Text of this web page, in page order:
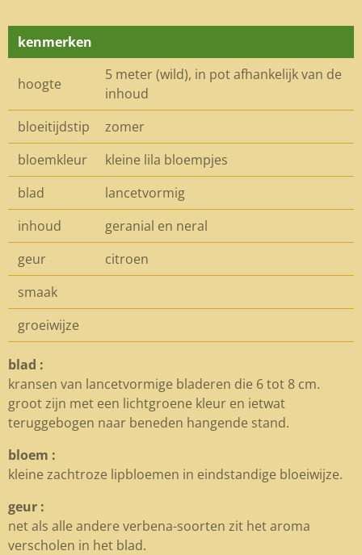
kenmerken
hoogte
5 meter (wild), in pot afhankelijk van de
inhoud
bloeitijdstip
zomer
bloemkleur
kleine lila bloempjes
blad
lancetvormig
inhoud
geranial en neral
geur
citroen
smaak
groeiwijze
blad :
kransen van lancetvormige bladeren die 6 tot 8 cm.
groot zijn met een lichtgroene kleur en ietwat
teruggebogen naar beneden hangende stand.
bloem :
kleine zachtroze lipbloemen in eindstandige bloeiwijze.
geur :
net als alle andere verbena-soorten zit het aroma
verscholen in het blad.